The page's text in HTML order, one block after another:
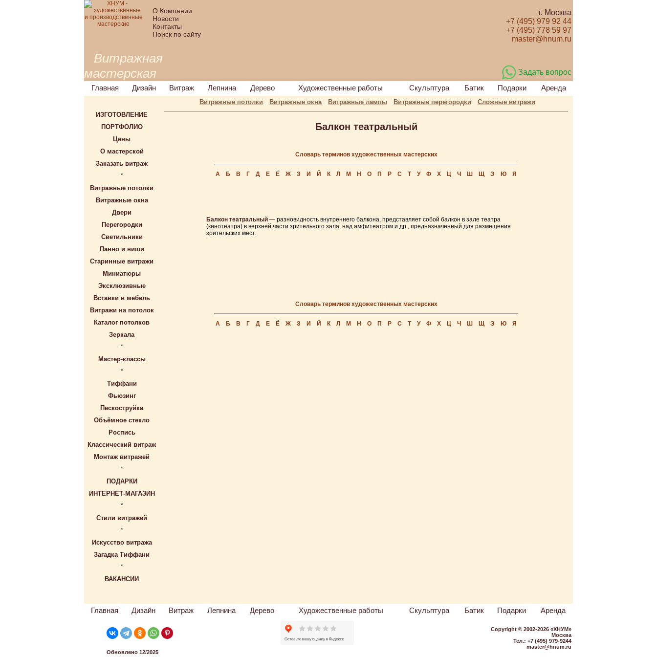
О Компании
Новости
Контакты
Поиск по сайту
г. Москва
+7 (495) 979 92 44
+7 (495) 778 59 97
master@hnum.ru
Витражная
мастерская
Задать вопрос
Главная
Дизайн Витраж Лепнина Дерево Художественные работы Скульптура Батик Подарки Аренда
Витражные потолки Витражные окна Витражные лампы Витражные перегородки
Сложные витражи
ИЗГОТОВЛЕНИЕ
ПОРТФОЛИО
Цены
О мастерской
Заказать витраж
*
Витражные потолки
Витражные окна
Двери
Перегородки
Светильники
Панно и ниши
Старинные витражи
Миниатюры
Эксклюзивные
Вставки в мебель
Витражи на потолок
Каталог потолков
Зеркала
*
Мастер-классы
*
Тиффани
Фьюзинг
Пескоструйка
Объёмное стекло
Роспись
Классический витраж
Монтаж витражей
*
ПОДАРКИ
ИНТЕРНЕТ-МАГАЗИН
*
Стили витражей
*
Искусство витража
Загадка Тиффани
*
ВАКАНСИИ
Балкон театральный
Словарь терминов художественных мастерских
А Б В Г Д Е Ё Ж З И Й К Л М Н О П Р С Т У Ф Х Ц Ч Ш Щ Э Ю Я
Балкон театральный — разновидность внутреннего балкона, представляет собой балкон в зале театра
(кинотеатра) в верхней части зрительного зала, над амфитеатром и др., предназначенный для размещения
зрительских мест.
Словарь терминов художественных мастерских
А Б В Г Д Е Ё Ж З И Й К Л М Н О П Р С Т У Ф Х Ц Ч Ш Щ Э Ю Я
Главная Дизайн Витраж Лепнина Дерево Художественные работы Скульптура Батик Подарки Аренда
Обновлено 12/2025
Copyright © 2002-2026 «ХНУМ»
Москва
Тел.: +7 (495) 979-9244
master@hnum.ru